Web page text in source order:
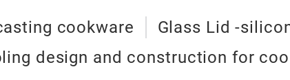
cookware
Glass Lid -
design and construction for